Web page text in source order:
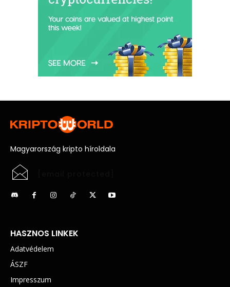
Magyarország kripto híroldala
HASZNOS LINKEK
Adatvédelem
ÁSZF
Impresszum